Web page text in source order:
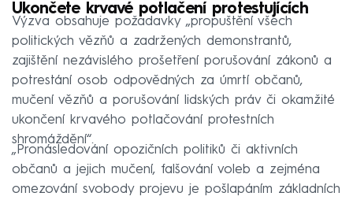
Ukončete krvavé potlačení protestujících
Výzva obsahuje požadavky „propuštění všech
politických vězňů a zadržených demonstrantů,
zajištění nezávislého prošetření porušování zákonů a
potrestání osob odpovědných za úmrtí občanů,
mučení vězňů a porušování lidských práv či okamžité
ukončení krvavého potlačování protestních
shromáždění“.
„Pronásledování opozičních politiků či aktivních
občanů a jejich mučení, falšování voleb a zejména
omezování svobody projevu je pošlapáním základních